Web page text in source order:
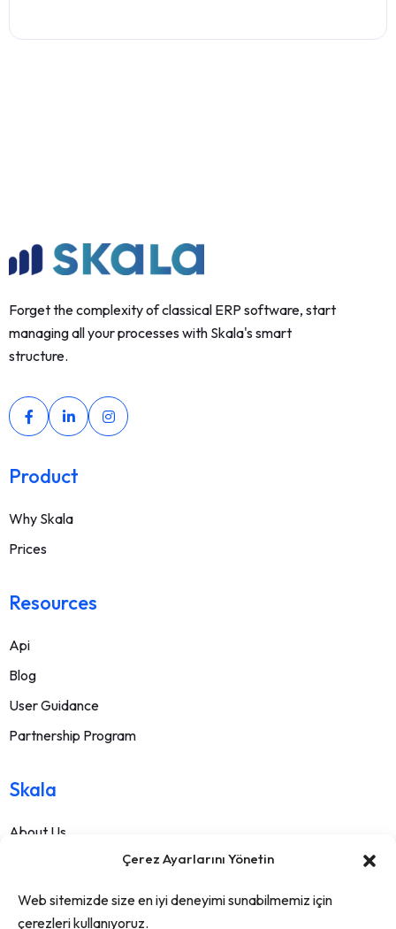
Çerez Ayarlarını Yönetin
Web sitemizde size en iyi deneyimi sunabilmemiz için
çerezleri kullanıyoruz.
Forget the complexity of classical ERP software, start
managing all your processes with Skala's smart
structure.
Product
Why Skala
Prices
Resources
Api
Blog
User Guidance
Partnership Program
Skala
About Us
FAQ
Terms Of Service